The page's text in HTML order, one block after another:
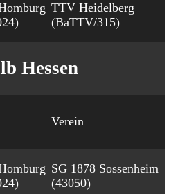
TTV Heidelberg
(BaTTV/315)
Hessen
Verein
SG 1878 Sossenheim
(43050)